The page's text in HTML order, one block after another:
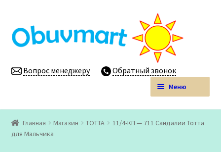
к
навигации
к
содержимому
Вопрос менеджеру Обратный звонок
Меню
Obuvmart.pro | Детская обувь мелким оптом
Магазин
Главная Магазин ТОТТА
11/4-КП — 711 Сандалии Тотта
для Мальчика